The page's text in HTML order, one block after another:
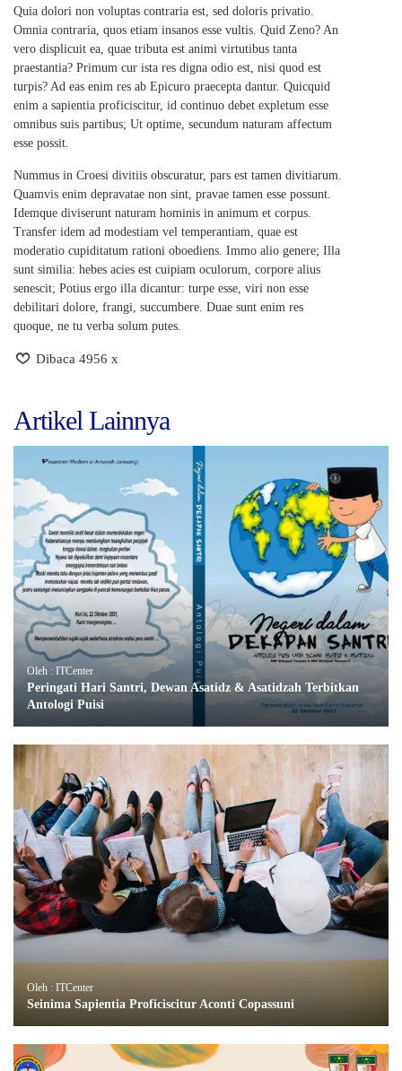
Quia dolori non voluptas contraria est, sed doloris privatio.
Omnia contraria, quos etiam insanos esse vultis. Quid Zeno? An
vero displicuit ea, quae tributa est animi virtutibus tanta
praestantia? Primum cur ista res digna odio est, nisi quod est
turpis? Ad eas enim res ab Epicuro praecepta dantur. Quicquid
enim a sapientia proficiscitur, id continuo debet expletum esse
omnibus suis partibus; Ut optime, secundum naturam affectum
esse possit.
Nummus in Croesi divitiis obscuratur, pars est tamen divitiarum.
Quamvis enim depravatae non sint, pravae tamen esse possunt.
Idemque diviserunt naturam hominis in animum et corpus.
Transfer idem ad modestiam vel temperantiam, quae est
moderatio cupiditatum rationi oboediens. Immo alio genere; Illa
sunt similia: hebes acies est cuipiam oculorum, corpore alius
senescit; Potius ergo illa dicantur: turpe esse, viri non esse
debilitari dolore, frangi, succumbere. Duae sunt enim res
quoque, ne tu verba solum putes.
Dibaca 4956 x
Artikel Lainnya
Oleh : ITCenter
Peringati Hari Santri, Dewan Asatidz & Asatidzah Terbitkan
Antologi Puisi
Oleh : ITCenter
Seinima Sapientia Proficiscitur Aconti Copassuni